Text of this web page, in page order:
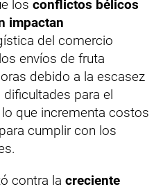
los conflictos bélicos
impactan
del comercio
envíos de fruta
debido a la escasez
para el
que incrementa costos
cumplir con los
contra la creciente